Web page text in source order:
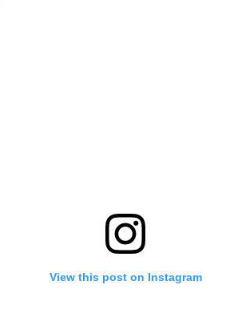
View this post on Instagram